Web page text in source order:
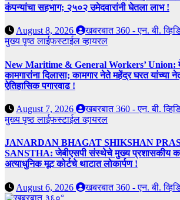
कंपन्यांचा सहभाग; २५०२ उमेदवारांनी घेतला लाभ !
August 8, 2026
खबरबात 360 - एन. बी.
मुख्य पृष्ठलाईफस्टाईलव्हायरल
New Maritime & General Workers’ Union:
कामगारांना दिलासा; कामगार नेते महेंद्र घरत यांच्या
ऐतिहासिक पगारवाढ !
August 7, 2026
खबरबात 360 - एन. बी.
मुख्य पृष्ठलाईफस्टाईलव्हायरल
JANARDAN BHAGAT SHIKSHAN
SANSTHA: जेबीएसपी संस्थेचे मुख्य प्रशासकीय
अत्याधुनिक मूट कोर्टचे थाटात लोकार्पण !
August 6, 2026 खबरबात 360 - एन. बी.